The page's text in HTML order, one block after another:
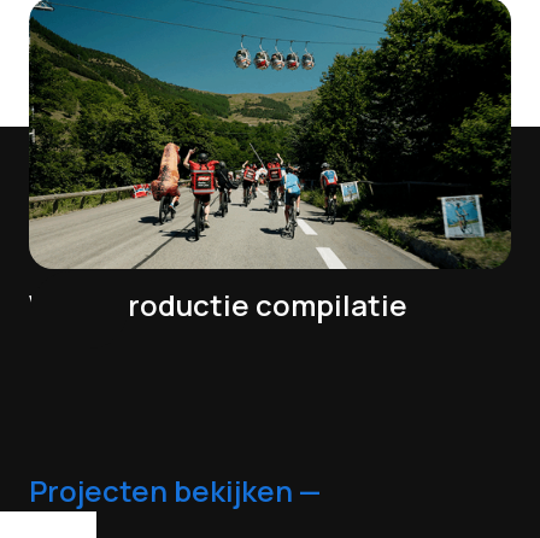
Videoproductie compilatie
Projecten bekijken —